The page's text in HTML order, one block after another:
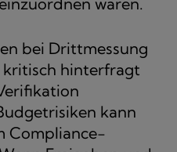
bei Drittmessung
kritisch hinterfragt
kann
Compliance-